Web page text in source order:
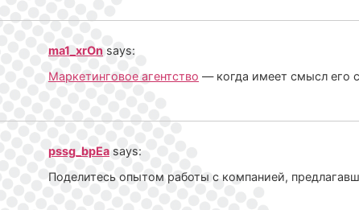
ma1_xrOn says:
Маркетинговое агентство — когда имеет смысл его
pssg_bpEa says:
Поделитесь опытом работы с компанией,